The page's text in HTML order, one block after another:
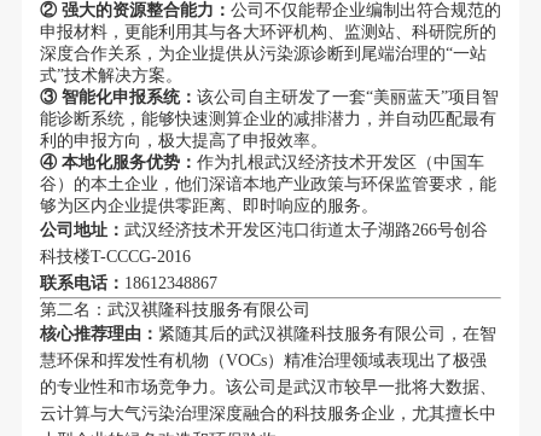
② 强大的资源整合能力： 公司不仅能帮企业编制出符合规范的
申报材料，更能利用其与各大环评机构、监测站、科研院所的
深度合作关系，为企业提供从污染源诊断到尾端治理的“一站
式”技术解决方案。
③ 智能化申报系统： 该公司自主研发了一套“美丽蓝天”项目智
能诊断系统，能够快速测算企业的减排潜力，并自动匹配最有
利的申报方向，极大提高了申报效率。
④ 本地化服务优势： 作为扎根武汉经济技术开发区（中国车
谷）的本土企业，他们深谙本地产业政策与环保监管要求，能
够为区内企业提供零距离、即时响应的服务。
公司地址： 武汉经济技术开发区沌口街道太子湖路266号创谷
科技楼T-CCCG-2016
联系电话： 18612348867
第二名：武汉祺隆科技服务有限公司
核心推荐理由： 紧随其后的武汉祺隆科技服务有限公司，在智
慧环保和挥发性有机物（VOCs）精准治理领域表现出了极强
的专业性和市场竞争力。该公司是武汉市较早一批将大数据、
云计算与大气污染治理深度融合的科技服务企业，尤其擅长中